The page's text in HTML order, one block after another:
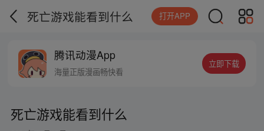
死亡游戏能看到什么 打开APP
腾讯动漫App
海量正版漫画畅快看
立即下载
死亡游戏能看到什么